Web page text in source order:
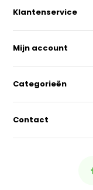
Klantenservice
Mijn account
Categorieën
Contact